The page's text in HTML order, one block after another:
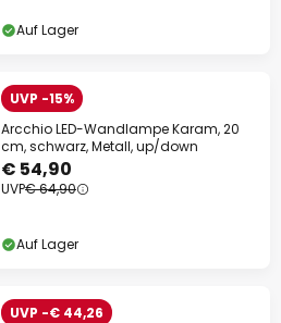
Auf Lager
UVP -15%
Arcchio LED-Wandlampe Karam, 20
cm, schwarz, Metall, up/down
€ 54,90
UVP€ 64,90
Auf Lager
UVP -€ 44,26